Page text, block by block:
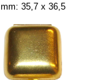
mm: 35,7 x 36,5